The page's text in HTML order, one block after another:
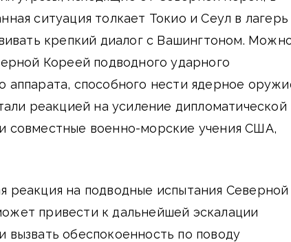
ситуация толкает Токио и Сеул в лагерь
крепкий диалог с Вашингтоном.
Кореей подводного ударного
аппарата, способного нести ядерное
реакцией на усиление дипломатической
совместные военно-морские учения США,
реакция на подводные испытания Северной
привести к дальнейшей эскалации
вызвать обеспокоенность по поводу